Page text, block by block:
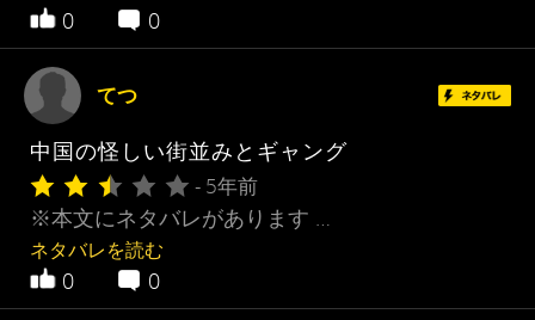
0 0
てつ
中国の怪しい街並みとギャング
- 5年前
※本文にネタバレがあります …
ネタバレを読む
0 0